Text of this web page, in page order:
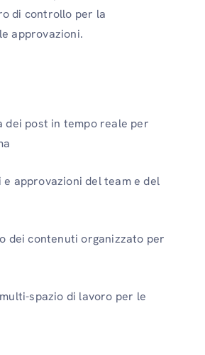
di controllo per la
approvazioni.
dei post in tempo reale per
e approvazioni del team e del
dei contenuti organizzato per
spazio di lavoro per le